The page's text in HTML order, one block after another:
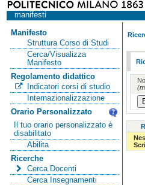
manifesti
Manifesto
Struttura Corso di Studi
Cerca/Visualizza
Manifesto
Regolamento didattico
Indicatori corsi di studio
Internazionalizzazione
Orario Personalizzato
Il tuo orario personalizzato è
disabilitato
Abilita
Ricerche
Cerca Docenti
Cerca Insegnamenti